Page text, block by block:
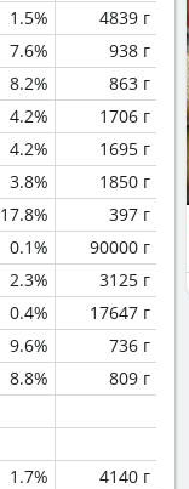
1.5%
4839 г
7.6%
938 г
8.2%
863 г
4.2%
1706 г
4.2%
1695 г
3.8%
1850 г
17.8%
397 г
0.1%
90000 г
2.3%
3125 г
0.4%
17647 г
9.6%
736 г
8.8%
809 г
1.7%
4140 г